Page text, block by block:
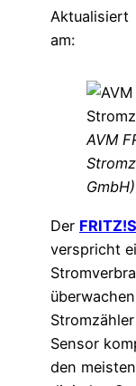
Aktualisiert
am:
AVM
GmbH)
Der
verspricht
Sensor
den